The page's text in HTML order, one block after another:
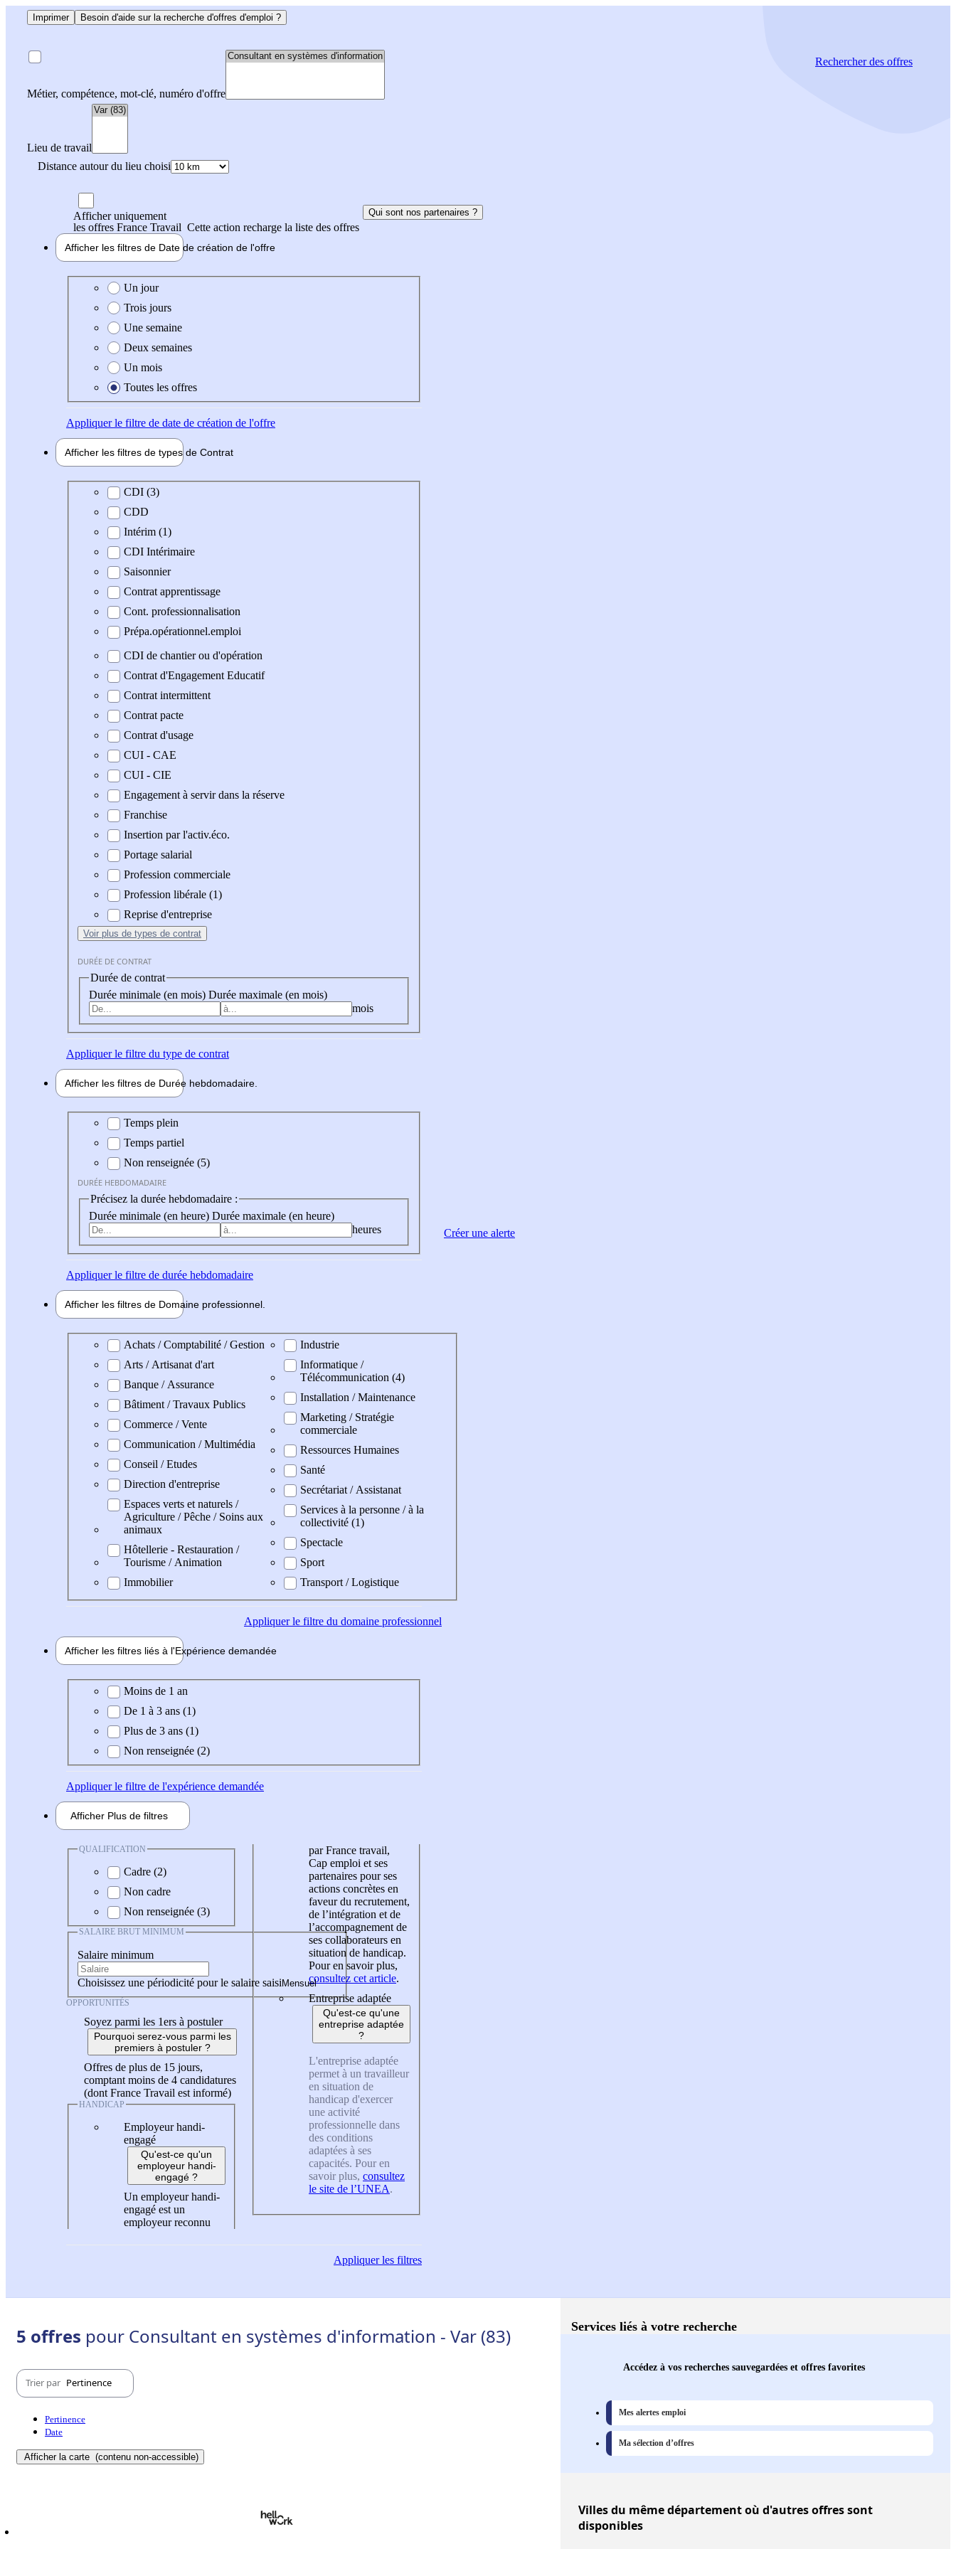
Imprimer Besoin d'aide sur la recherche d'offres d'emploi ?
Métier, compétence, mot-clé, numéro d'offre
Lieu de travail
Distance autour du lieu choisi
Rechercherdes offres
Afficher uniquement
les offres France Travail Cette action recharge la liste des offres
Qui sont nos partenaires ?
Afficher les filtres de Date de création de l'offre
Date de création de l'offre
Un jour
Trois jours
Une semaine
Deux semaines
Un mois
Toutes les offres
Appliquerle filtre de date de création de l'offre
Afficher les filtres de types de Contrat
Type de contrat
CDI (3)
CDD
Intérim (1)
CDI Intérimaire
Saisonnier
Contrat apprentissage
Cont. professionnalisation
Prépa.opérationnel.emploi
CDI de chantier ou d'opération
Contrat d'Engagement Educatif
Contrat intermittent
Contrat pacte
Contrat d'usage
CUI - CAE
CUI - CIE
Engagement à servir dans la réserve
Franchise
Insertion par l'activ.éco.
Portage salarial
Profession commerciale
Profession libérale (1)
Reprise d'entreprise
Voir plus de types de contrat
DURÉE DE CONTRAT
Durée de contrat
Durée minimale (en mois) Durée maximale (en mois)
mois
Appliquerle filtre du type de contrat
Afficher les filtres de Durée hebdomadaire
Durée hebdomadaire
Temps plein
Temps partiel
Non renseignée (5)
DURÉE HEBDOMADAIRE
Précisez la durée hebdomadaire :
Durée minimale (en heure) Durée maximale (en heure)
heures
Appliquerle filtre de durée hebdomadaire
Afficher les filtres de Domaine professionnel
Domaine professionel
Achats / Comptabilité / Gestion
Arts / Artisanat d'art
Banque / Assurance
Bâtiment / Travaux Publics
Commerce / Vente
Communication / Multimédia
Conseil / Etudes
Direction d'entreprise
Espaces verts et naturels /
Agriculture / Pêche / Soins aux
animaux
Hôtellerie - Restauration /
Tourisme / Animation
Immobilier
Industrie
Informatique /
Télécommunication (4)
Installation / Maintenance
Marketing / Stratégie
commerciale
Ressources Humaines
Santé
Secrétariat / Assistanat
Services à la personne / à la
collectivité (1)
Spectacle
Sport
Transport / Logistique
Appliquerle filtre du domaine professionnel
Afficher les filtres liés à l'Expérience demandée
Expérience demandée
Moins de 1 an
De 1 à 3 ans (1)
Plus de 3 ans (1)
Non renseignée (2)
Appliquerle filtre de l'expérience demandée
Afficher Plus de filtres
QUALIFICATION
Cadre (2)
Non cadre
Non renseignée (3)
SALAIRE BRUT MINIMUM
Salaire minimum
Choisissez une périodicité pour le salaire saisi
OPPORTUNITÉS
Soyez parmi les 1ers à postuler
Pourquoi serez-vous parmi les
premiers à postuler ?
Offres de plus de 15 jours,
comptant moins de 4 candidatures
(dont France Travail est informé)
HANDICAP
Employeur handi-
engagé
Qu'est-ce qu'un
employeur handi-
engagé ?
Un employeur handi-
engagé est un
employeur reconnu
par France travail,
Cap emploi et ses
partenaires pour ses
actions concrètes en
faveur du recrutement,
de l’intégration et de
l’accompagnement de
ses collaborateurs en
situation de handicap.
Pour en savoir plus,
consultez cet article.
Entreprise adaptée
Qu'est-ce qu'une
entreprise adaptée
?
L'entreprise adaptée
permet à un travailleur
en situation de
handicap d'exercer
une activité
professionnelle dans
des conditions
adaptées à ses
capacités. Pour en
savoir plus, consultez
le site de l’UNEA.
Appliquerles filtres
Créer une alerte
5 offres pour Consultant en systèmes d'information - Var (83)
Trier par Pertinence
Pertinence
Date
Afficher la carte (contenu non-accessible)
Services liés à votre recherche
Accédez à vos recherches sauvegardées et offres favorites
Mes alertes emploi
Ma sélection d’offres
Villesdu même département où d'autres offres sont
disponibles